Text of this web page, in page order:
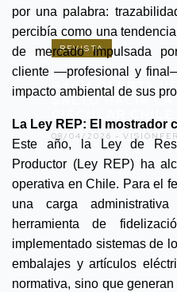
REVISTA
P46 / OFERTA
SALTO HACIA LA
CIRCULAR CHILE
08/04/2026 -
por una palabra:
percibía como una
de mercado impulsada
cliente —profesional y
impacto ambiental de sus
La Ley REP: El mostrador
Este año, la Ley de
Productor (Ley REP) ha
operativa en Chile. Para el
una carga
herramienta de
implementado sistemas de
embalajes y artículos
normativa, sino que